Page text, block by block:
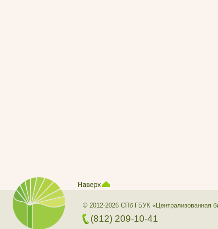
© 2012-2026 СПб ГБУК «Централизованная
(812) 209-10-41